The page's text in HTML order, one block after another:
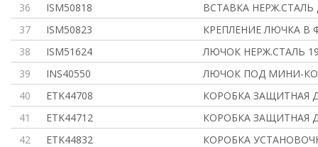
36
ISM50818
ВСТАВКА
37
ISM50823
КРЕПЛЕНИЕ ЛЮЧКА В
38
ISM51624
ЛЮЧОК НЕРЖ.СТАЛЬ
39
INS40550
ЛЮЧОК ПОД МИНИ-
40
ETK44708
КОРОБКА ЗАЩИТНАЯ
41
ETK44712
КОРОБКА ЗАЩИТНАЯ
42
ETK44832
КОРОБКА